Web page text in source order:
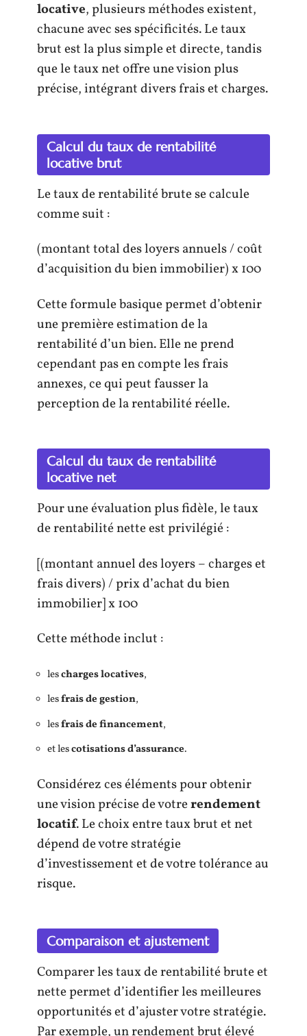
locative, plusieurs méthodes existent,
chacune avec ses spécificités. Le taux
brut est la plus simple et directe, tandis
que le taux net offre une vision plus
précise, intégrant divers frais et charges.
Calcul du taux de rentabilité
locative brut
Le taux de rentabilité brute se calcule
comme suit :
(montant total des loyers annuels / coût
d’acquisition du bien immobilier) x 100
Cette formule basique permet d’obtenir
une première estimation de la
rentabilité d’un bien. Elle ne prend
cependant pas en compte les frais
annexes, ce qui peut fausser la
perception de la rentabilité réelle.
Calcul du taux de rentabilité
locative net
Pour une évaluation plus fidèle, le taux
de rentabilité nette est privilégié :
[(montant annuel des loyers – charges et
frais divers) / prix d’achat du bien
immobilier] x 100
Cette méthode inclut :
lescharges locatives,
lesfrais de gestion,
lesfrais de financement,
et lescotisations d’assurance.
Considérez ces éléments pour obtenir
une vision précise de votrerendement
locatif. Le choix entre taux brut et net
dépend de votre stratégie
d’investissement et de votre tolérance au
risque.
Comparaison et ajustement
Comparer les taux de rentabilité brute et
nette permet d’identifier les meilleures
opportunités et d’ajuster votre stratégie.
Par exemple, un rendement brut élevé